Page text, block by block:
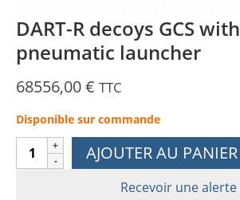
DART-R decoys GCS with
pneumatic launcher
68556,00€ TTC
Disponible sur commande
quantité
de
AJOUTER AU PANIER
Recevoir une alerte